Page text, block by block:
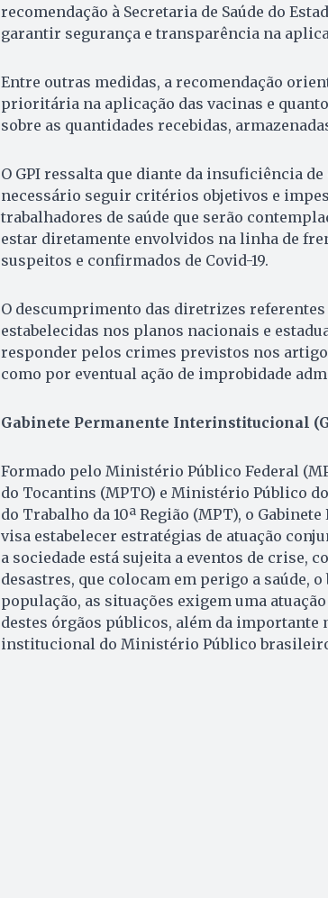
recomendação à Secretaria de Saúde do
garantir segurança e transparência na
Entre outras medidas, a recomendação
prioritária na aplicação das vacinas e
sobre as quantidades recebidas,
O GPI ressalta que diante da insuficiência
necessário seguir critérios objetivos e
trabalhadores de saúde que serão
estar diretamente envolvidos na linha de
suspeitos e confirmados de Covid-19.
O descumprimento das diretrizes
estabelecidas nos planos nacionais e
responder pelos crimes previstos nos
como por eventual ação de improbidade
Gabinete Permanente Interinstitucional
Formado pelo Ministério Público Federal
do Tocantins (MPTO) e Ministério Público
do Trabalho da 10ª Região (MPT), o
visa estabelecer estratégias de atuação
a sociedade está sujeita a eventos de crise,
desastres, que colocam em perigo a saúde,
população, as situações exigem uma
destes órgãos públicos, além da importante
institucional do Ministério Público